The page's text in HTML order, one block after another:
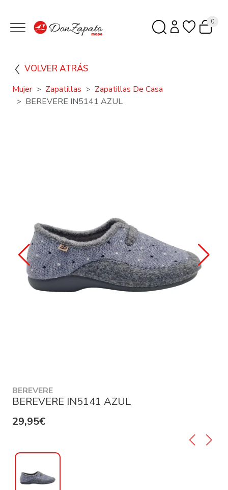
0
VOLVER ATRÁS
Mujer Zapatillas
Zapatillas De Casa
BEREVERE IN5141 AZUL
BEREVERE
BEREVERE IN5141 AZUL
29,95€